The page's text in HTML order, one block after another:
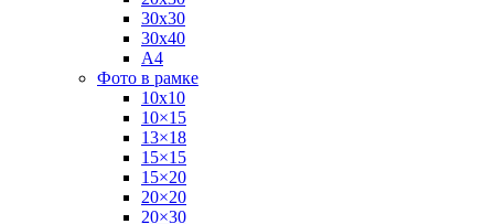
30х30
30х40
А4
Фото в рамке
10х10
10×15
13×18
15×15
15×20
20×20
20×30